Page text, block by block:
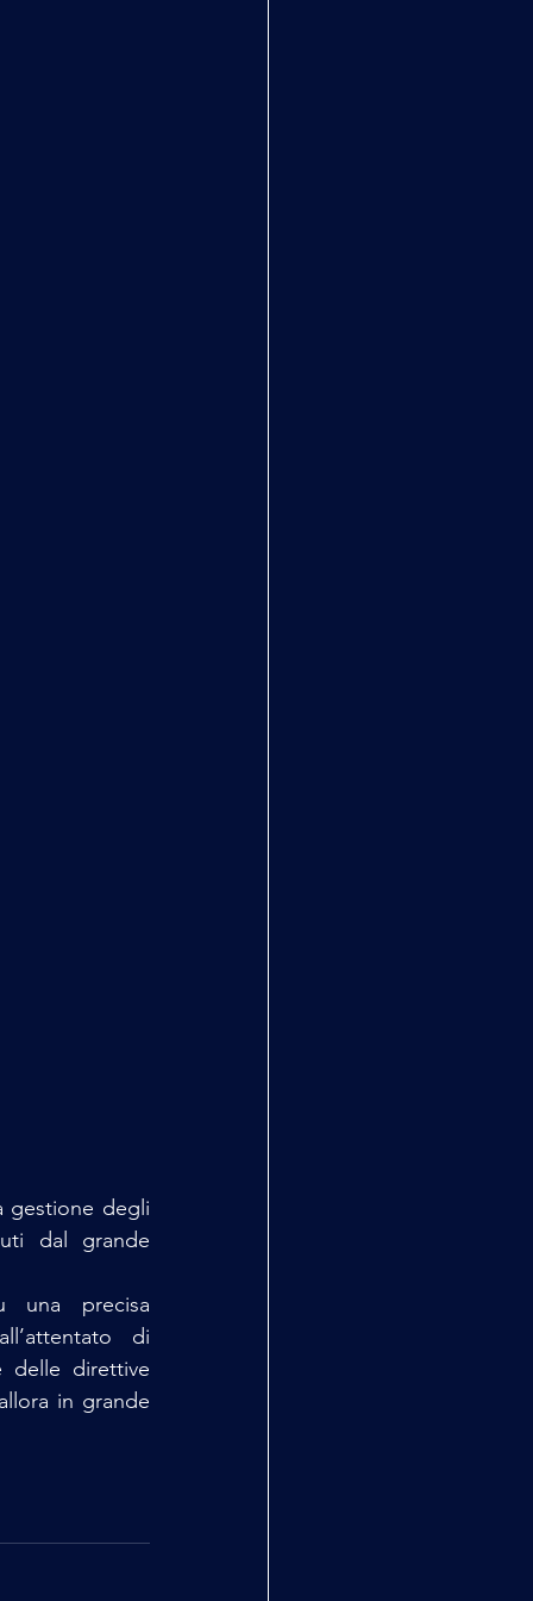
gestione degli
dal grande
precisa
di
delle direttive
in grande